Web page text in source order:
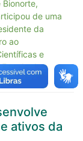
de uma
da
ao
e
de
ativos da